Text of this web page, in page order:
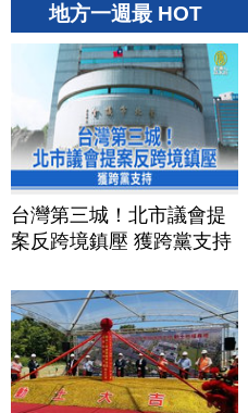
地方一週最 HOT
台灣第三城！北市議會提
案反跨境鎮壓 獲跨黨支持